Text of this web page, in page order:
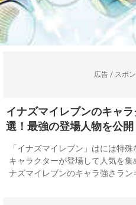
広告 / スポ
イナズマイレブンのキャ
選！最強の登場人物を公開
「イナズマイレブン」はには特
キャラクターが登場して人気を
ナズマイレブンのキャラ強さラン